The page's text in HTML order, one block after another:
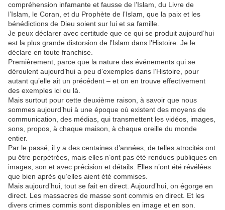
compréhension infamante et fausse de l’Islam, du Livre de
l’Islam, le Coran, et du Prophète de l’Islam, que la paix et les
bénédictions de Dieu soient sur lui et sa famille.
Je peux déclarer avec certitude que ce qui se produit aujourd’hui
est la plus grande distorsion de l’Islam dans l’Histoire. Je le
déclare en toute franchise.
Premièrement, parce que la nature des événements qui se
déroulent aujourd’hui a peu d’exemples dans l’Histoire, pour
autant qu’elle ait un précédent – et on en trouve effectivement
des exemples ici ou là.
Mais surtout pour cette deuxième raison, à savoir que nous
sommes aujourd’hui à une époque où existent des moyens de
communication, des médias, qui transmettent les vidéos, images,
sons, propos, à chaque maison, à chaque oreille du monde
entier.
Par le passé, il y a des centaines d’années, de telles atrocités ont
pu être perpétrées, mais elles n’ont pas été rendues publiques en
images, son et avec précision et détails. Elles n’ont été révélées
que bien après qu’elles aient été commises.
Mais aujourd’hui, tout se fait en direct. Aujourd’hui, on égorge en
direct. Les massacres de masse sont commis en direct. Et les
divers crimes commis sont disponibles en image et en son.